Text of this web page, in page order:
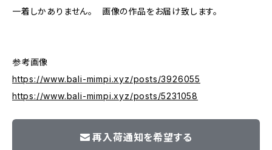
一着しかありません。 画像の作品をお届け致します。
参考画像
https://www.bali-mimpi.xyz/posts/3926055
https://www.bali-mimpi.xyz/posts/5231058
再入荷通知を希望する